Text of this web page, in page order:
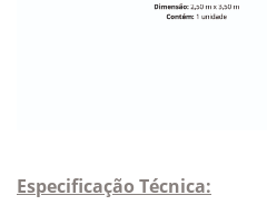
Especificação Técnica: